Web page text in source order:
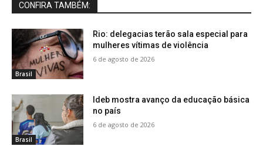
CONFIRA TAMBÉM:
Brasil
Rio: delegacias terão sala especial para
mulheres vítimas de violência
6 de agosto de 2026
Brasil
Ideb mostra avanço da educação básica
no país
6 de agosto de 2026